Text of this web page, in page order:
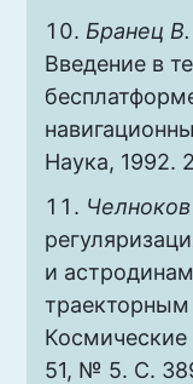
Бранец
Введение в
Наука, 1992.
и
Космические
51, № 5. С.